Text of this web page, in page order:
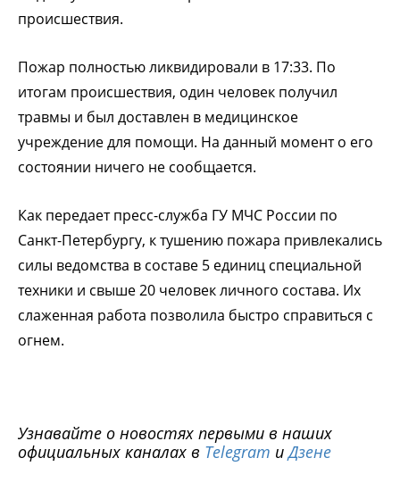
происшествия.
Пожар полностью ликвидировали в 17:33. По
итогам происшествия, один человек получил
травмы и был доставлен в медицинское
учреждение для помощи. На данный момент о его
состоянии ничего не сообщается.
Как передает пресс-служба ГУ МЧС России по
Санкт-Петербургу, к тушению пожара привлекались
силы ведомства в составе 5 единиц специальной
техники и свыше 20 человек личного состава. Их
слаженная работа позволила быстро справиться с
огнем.
Узнавайте о новостях первыми в наших
официальных каналах в Telegram иДзене